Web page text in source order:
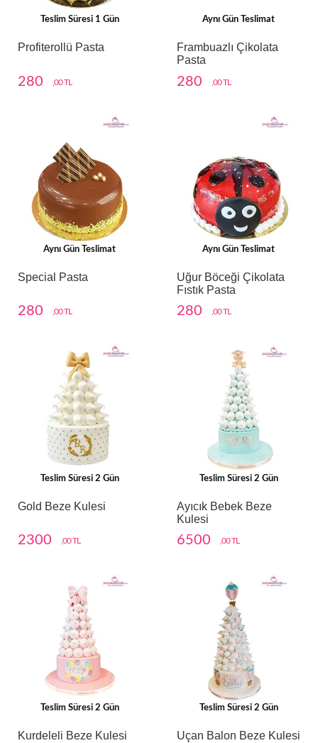
Teslim Süresi 1 Gün
Profiterollü Pasta
280 ,00 TL
Aynı Gün Teslimat
Frambuazlı Çikolata
Pasta
280 ,00 TL
Aynı Gün Teslimat
Special Pasta
280 ,00 TL
Aynı Gün Teslimat
Uğur Böceği Çikolata
Fıstık Pasta
280 ,00 TL
Teslim Süresi 2 Gün
Gold Beze Kulesi
2300 ,00 TL
Teslim Süresi 2 Gün
Ayıcık Bebek Beze
Kulesi
6500 ,00 TL
Teslim Süresi 2 Gün
Kurdeleli Beze Kulesi
Teslim Süresi 2 Gün
Uçan Balon Beze Kulesi